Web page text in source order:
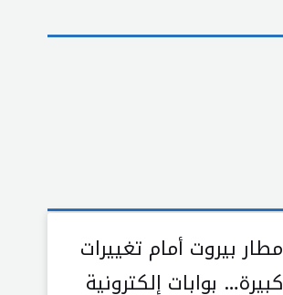
مطار بيروت أمام تغييرات
كبيرة… بوابات إلكترونية